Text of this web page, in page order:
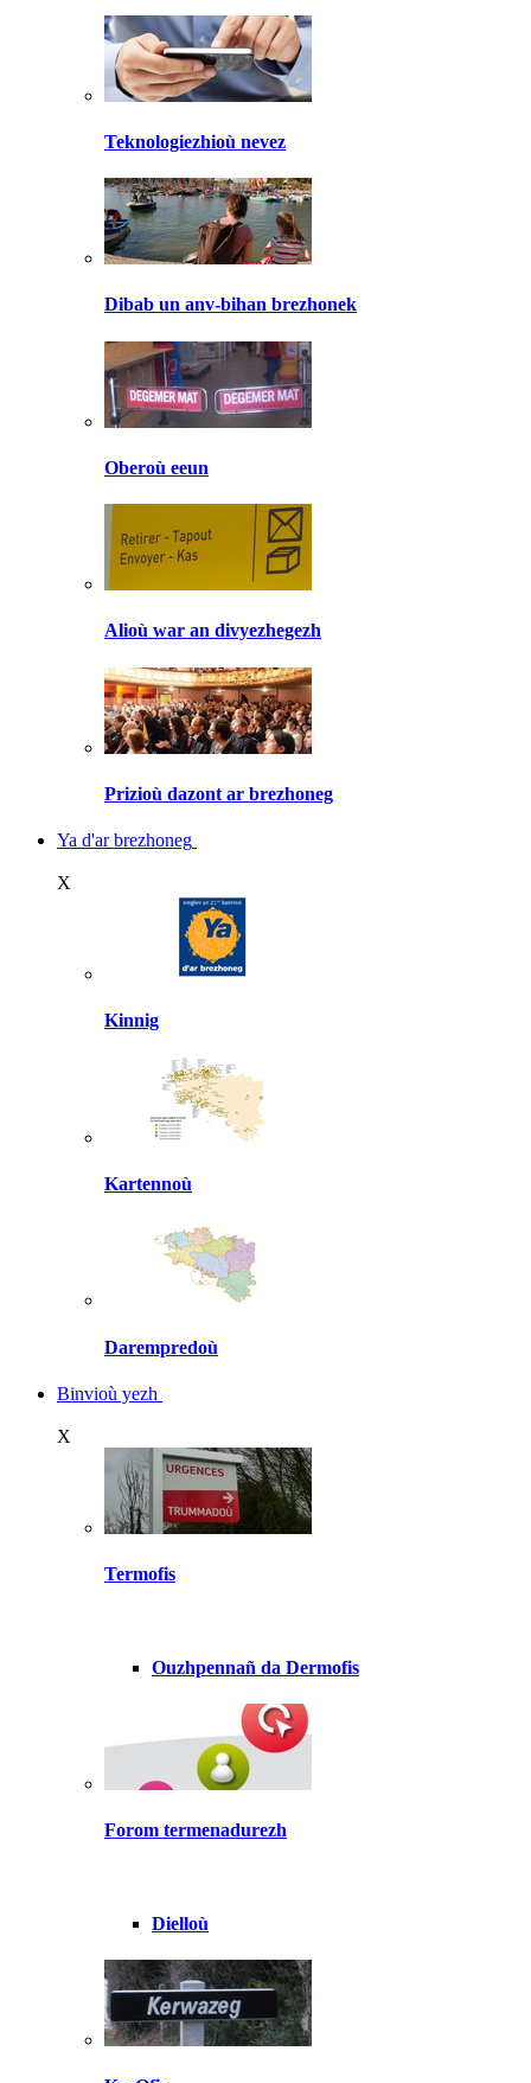
Teknologiezhioù nevez
Dibab un anv-bihan brezhonek
Oberoù eeun
Alioù war an divyezhegezh
Prizioù dazont ar brezhoneg
Ya d'ar brezhoneg
X
Kinnig
Kartennoù
Darempredoù
Binvioù yezh
X
Termofis
Ouzhpennañ da Dermofis
Forom termenadurezh
Dielloù